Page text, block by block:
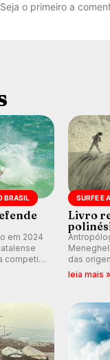
Seja o primeiro a
BRASIL
em 2024
competir
manter a
SURFE E
Livro
das
prática
leia mais »